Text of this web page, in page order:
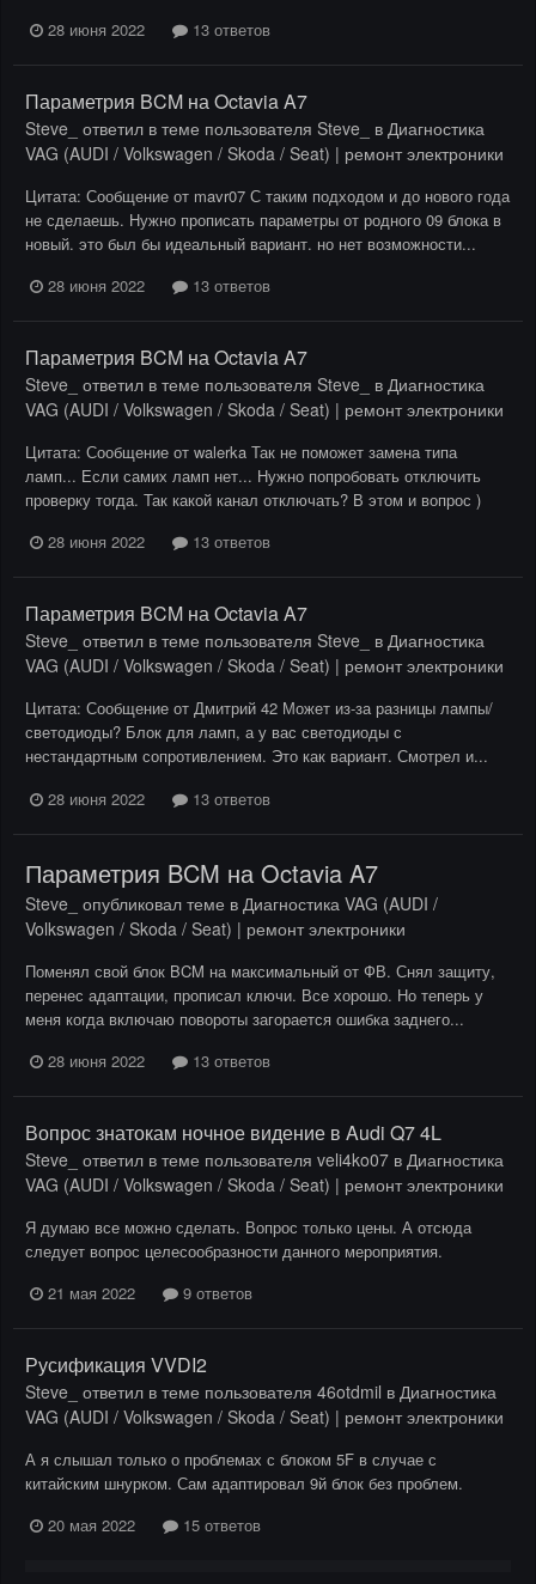
28 июня 2022
13 ответов
Параметрия BCM на Octavia A7
Steve_ ответил в теме пользователя Steve_ в Диагностика
VAG (AUDI / Volkswagen / Skoda / Seat) | ремонт электроники
Цитата: Сообщение от mavr07 С таким подходом и до нового года
не сделаешь. Нужно прописать параметры от родного 09 блока в
новый. это был бы идеальный вариант. но нет возможности...
28 июня 2022
13 ответов
Параметрия BCM на Octavia A7
Steve_ ответил в теме пользователя Steve_ в Диагностика
VAG (AUDI / Volkswagen / Skoda / Seat) | ремонт электроники
Цитата: Сообщение от walerka Так не поможет замена типа
ламп... Если самих ламп нет... Нужно попробовать отключить
проверку тогда. Так какой канал отключать? В этом и вопрос )
28 июня 2022
13 ответов
Параметрия BCM на Octavia A7
Steve_ ответил в теме пользователя Steve_ в Диагностика
VAG (AUDI / Volkswagen / Skoda / Seat) | ремонт электроники
Цитата: Сообщение от Дмитрий 42 Может из-за разницы лампы/
светодиоды? Блок для ламп, а у вас светодиоды с
нестандартным сопротивлением. Это как вариант. Смотрел и...
28 июня 2022
13 ответов
Параметрия BCM на Octavia A7
Steve_ опубликовал теме в Диагностика VAG (AUDI /
Volkswagen / Skoda / Seat) | ремонт электроники
Поменял свой блок BCM на максимальный от ФВ. Снял защиту,
перенес адаптации, прописал ключи. Все хорошо. Но теперь у
меня когда включаю повороты загорается ошибка заднего...
28 июня 2022
13 ответов
Вопрос знатокам ночное видение в Audi Q7 4L
Steve_ ответил в теме пользователя veli4ko07 в Диагностика
VAG (AUDI / Volkswagen / Skoda / Seat) | ремонт электроники
Я думаю все можно сделать. Вопрос только цены. А отсюда
следует вопрос целесообразности данного мероприятия.
21 мая 2022
9 ответов
Русификация VVDI2
Steve_ ответил в теме пользователя 46otdmil в Диагностика
VAG (AUDI / Volkswagen / Skoda / Seat) | ремонт электроники
А я слышал только о проблемах с блоком 5F в случае с
китайским шнурком. Сам адаптировал 9й блок без проблем.
20 мая 2022
15 ответов